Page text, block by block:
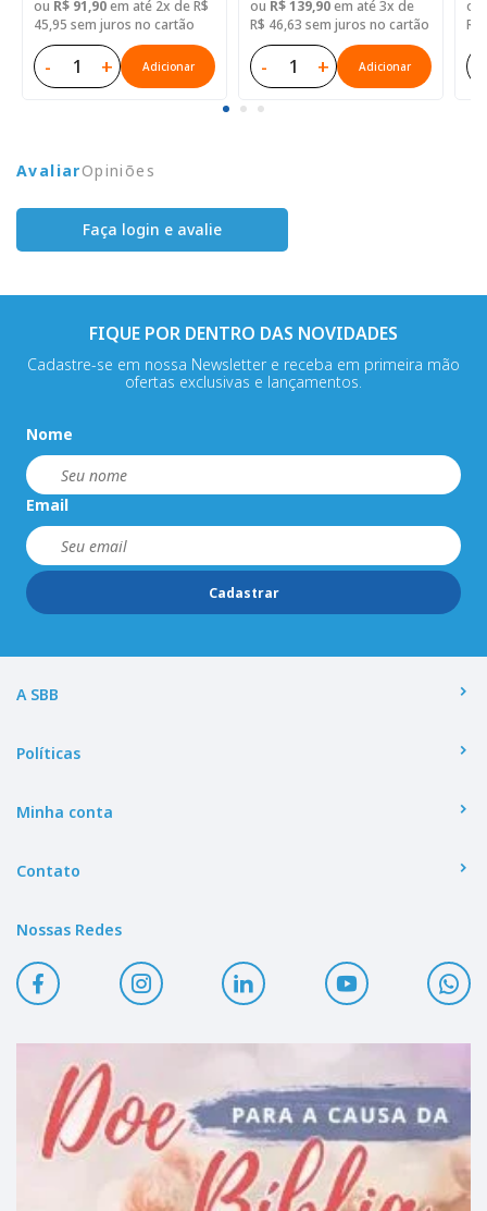
ou R$ 91,90em até 2x de R$
45,95 sem juros no cartão
- + Adicionar
futebol
ou R$ 139,90em até 3x de
R$ 46,63 sem juros no cartão
- + Adicionar
ou
R$
AvaliarOpiniões
Faça login e avalie
FIQUE POR DENTRO DAS NOVIDADES
Cadastre-se em nossa Newsletter e receba em primeira mão
ofertas exclusivas e lançamentos.
Nome
Email
Cadastrar
A SBB
Políticas
Minha conta
Contato
Nossas Redes